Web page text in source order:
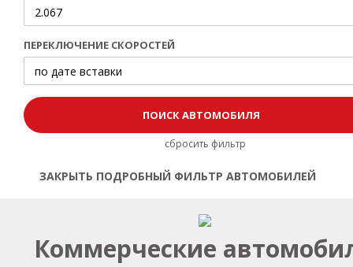
ПЕРЕКЛЮЧЕНИЕ СКОРОСТЕЙ
сбросить фильтр
ЗАКРЫТЬ ПОДРОБНЫЙ ФИЛЬТР АВТОМОБИЛЕЙ
Открыть | Закрыть фильтр
Коммерческие